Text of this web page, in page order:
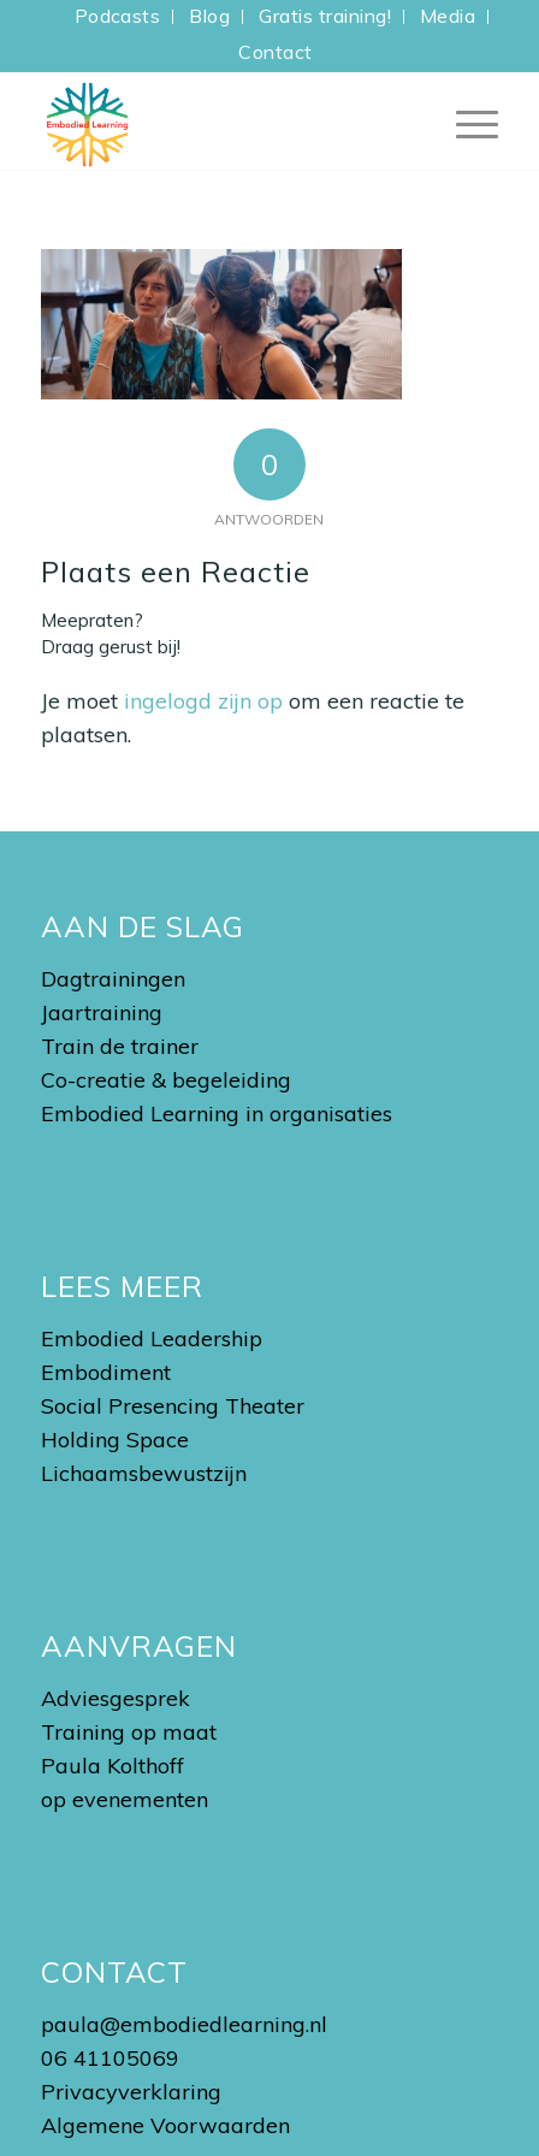
Podcasts Blog Gratis training!
Media
Contact
0
ANTWOORDEN
Plaats een Reactie
Meepraten?
Draag gerust bij!
Je moet ingelogd zijn op om een reactie te
plaatsen.
AAN DE SLAG
Dagtrainingen
Jaartraining
Train de trainer
Co-creatie & begeleiding
Embodied Learning in organisaties
LEES MEER
Embodied Leadership
Embodiment
Social Presencing Theater
Holding Space
Lichaamsbewustzijn
AANVRAGEN
Adviesgesprek
Training op maat
Paula Kolthoff
op evenementen
CONTACT
paula@embodiedlearning.nl
06 41105069
Privacyverklaring
Algemene Voorwaarden